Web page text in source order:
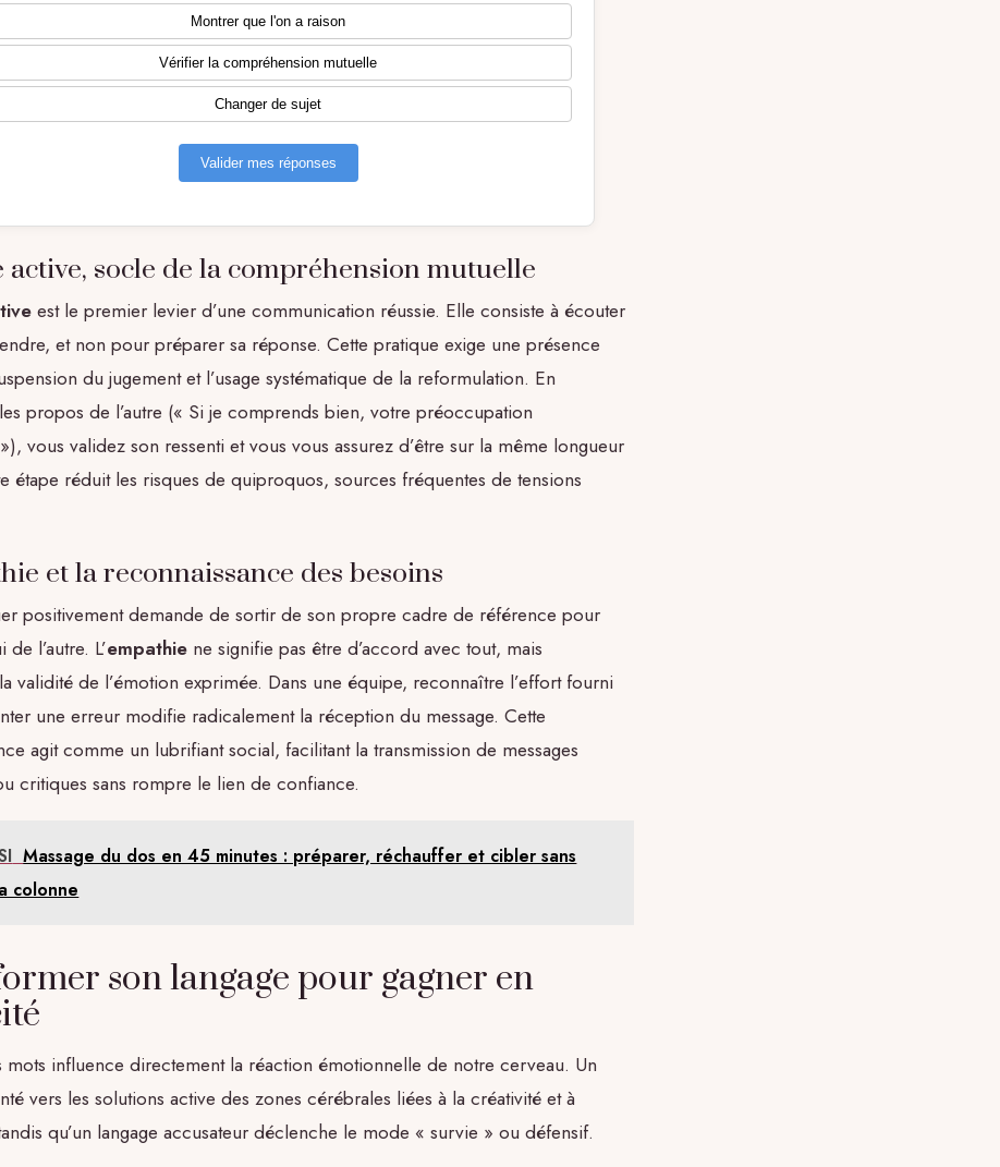
Montrer que l'on a raison
Vérifier la compréhension mutuelle
Changer de sujet
Valider mes réponses
active, socle de la compréhension mutuelle
est le premier levier d’une communication réussie. Elle consiste à écouter
et non pour préparer sa réponse. Cette pratique exige une présence
du jugement et l’usage systématique de la reformulation. En
propos de l’autre (« Si je comprends bien, votre préoccupation
vous validez son ressenti et vous vous assurez d’être sur la même longueur
étape réduit les risques de quiproquos, sources fréquentes de tensions
et la reconnaissance des besoins
positivement demande de sortir de son propre cadre de référence pour
l’autre. L’empathie ne signifie pas être d’accord avec tout, mais
validité de l’émotion exprimée. Dans une équipe, reconnaître l’effort fourni
une erreur modifie radicalement la réception du message. Cette
agit comme un lubrifiant social, facilitant la transmission de messages
critiques sans rompre le lien de confiance.
Massage du dos en 45 minutes : préparer, réchauffer et cibler sans
colonne
son langage pour gagner en
mots influence directement la réaction émotionnelle de notre cerveau. Un
vers les solutions active des zones cérébrales liées à la créativité et à
qu’un langage accusateur déclenche le mode « survie » ou défensif.